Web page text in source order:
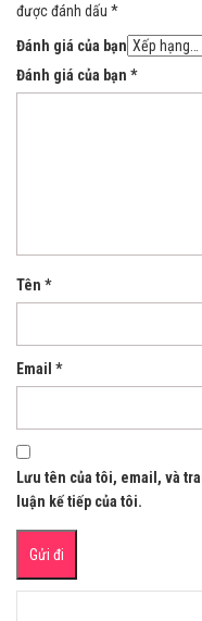
được đánh dấu *
Đánh giá của bạn
Đánh giá của bạn *
Tên *
Email *
Lưu tên của tôi, email, và
luận kế tiếp của tôi.